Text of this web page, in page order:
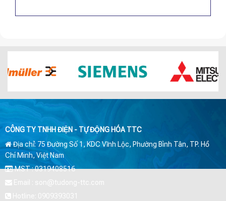
CÔNG TY TNHH ĐIỆN - TỰ ĐỘNG HÓA TTC
Địa chỉ: 75 Đường Số 1, KDC Vĩnh Lộc, Phường Bình Tân, TP. Hồ
Chí Minh, Việt Nam
MST : 0319408516
Email : son@tudong-ttc.com
Hotline: 0909393031